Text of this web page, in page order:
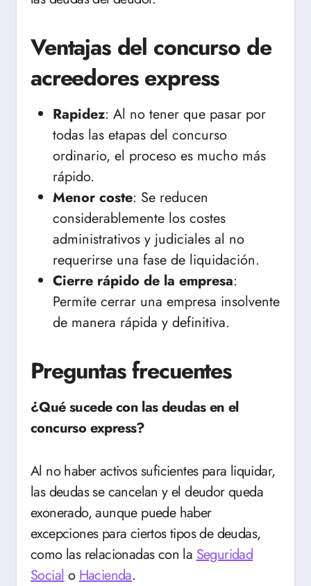
Ventajas del concurso de
acreedores express
Rapidez: Al no tener que pasar por
todas las etapas del concurso
ordinario, el proceso es mucho más
rápido.
Menor coste: Se reducen
considerablemente los costes
administrativos y judiciales al no
requerirse una fase de liquidación.
Cierre rápido de la empresa:
Permite cerrar una empresa insolvente
de manera rápida y definitiva.
Preguntas frecuentes
¿Qué sucede con las deudas en el
concurso express?
Al no haber activos suficientes para liquidar,
las deudas se cancelan y el deudor queda
exonerado, aunque puede haber
excepciones para ciertos tipos de deudas,
como las relacionadas con la Seguridad
Social o Hacienda.